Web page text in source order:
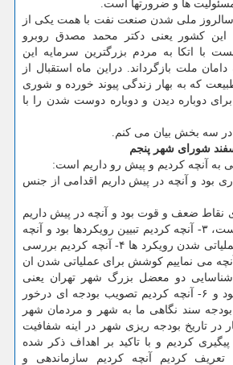
ها و ضرورتها است.
۲۹ اسفند و سالروز ملی شدن صنعت نفت با همت یكی از
این كشور یعنی دكتر محمد مصدق روبرو
با اتكا به مردم بزرگترین سرمایه این
ملت بازگرداند. دراین ماه استقبال از
كه به بهار زندگی پیوند خورده و شوری
دوباره دیدن و دوباره دوست شدن را با
در سه بخش بیان می كنم.
شورای شهر پنجم
به آنچه كردیم و پیش رو داریم است:
بود و آنچه در پیش داریم اقدامی از جنس
نقاط ضعف و قوت بود و آنچه در پیش داریم
برنامه ریزی و اقدام است، ۳- آنچه كردیم تبیین رویكردها بود و آنچه
می نماییم نظارت بر عملیاتی شدن رویكرد ها ۴- آنچه كردیم بررسی
می نماییم كوشش برای عملیاتی شدن ان
شناسایی دو معضل بزرگ شهر تهران یعنی
الودگی هوا و ترافیك بود و ۶- آنچه كردیم تصویب بودجه ای درخور
سند نگاهی ما به شهر و مردمان شهر
در تاریخ بودجه ریزی شهر در اینه شفافیت
كردیم و با تاكید بر اهداف ذكر شده
تعریف كردیم آنچه كردیم سازماندهی و